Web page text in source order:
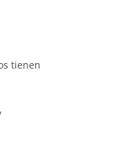
tienen